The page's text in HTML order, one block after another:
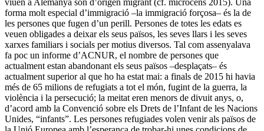
forma molt especial d’immigració –la immigració forçosa– és la de
les persones que fugen d’un perill. Persones de totes les edats es
veuen obligades a deixar els seus països, les seves llars i les seves
xarxes familiars i socials per motius diversos. Tal com assenyalava
fa poc un informe d’ACNUR, el nombre de persones que
actualment estan abandonant els seus països –desplaçats– és
actualment superior al que ho ha estat mai: a finals de 2015 hi havia
més de 65 milions de refugiats a tot el món, fugint de la guerra, la
violència i la persecució; la meitat eren menors de divuit anys, o,
d’acord amb la Convenció sobre els Drets de l’Infant de les Nacions
Unides, “infants”. Les persones refugiades volen venir als països de